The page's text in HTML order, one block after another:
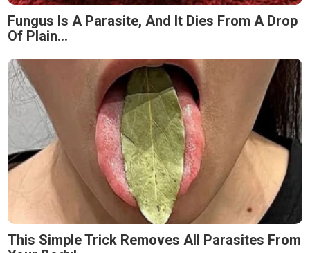
Fungus Is A Parasite, And It Dies From A Drop
Of Plain...
This Simple Trick Removes All Parasites From